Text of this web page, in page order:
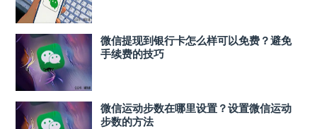
微信提现到银行卡怎么样可以免费？避免
手续费的技巧
微信运动步数在哪里设置？设置微信运动
步数的方法